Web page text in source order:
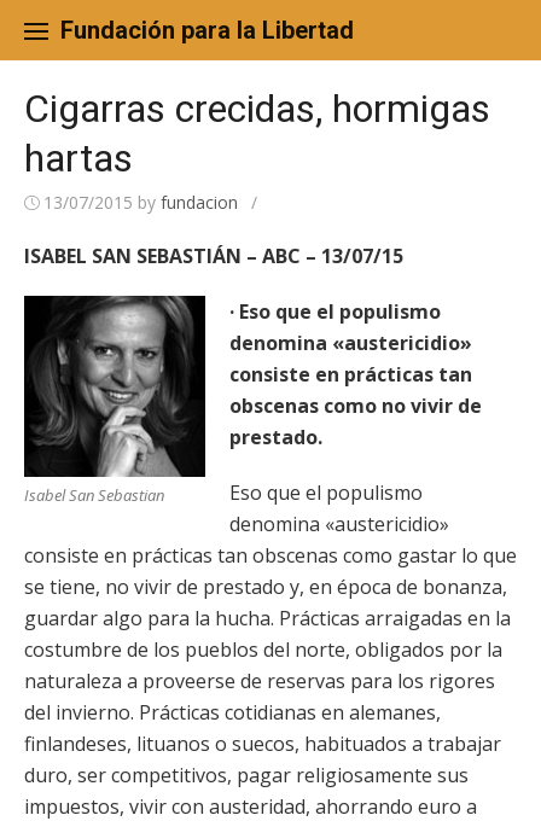
content
Fundación para la Libertad
Cigarras crecidas, hormigas
hartas
13/07/2015 by fundacion /
ISABEL SAN SEBASTIÁN – ABC – 13/07/15
Isabel San Sebastian
· Eso que el populismo
denomina «austericidio»
consiste en prácticas tan
obscenas como no vivir de
prestado.
Eso que el populismo
denomina «austericidio»
consiste en prácticas tan obscenas como gastar lo que
se tiene, no vivir de prestado y, en época de bonanza,
guardar algo para la hucha. Prácticas arraigadas en la
costumbre de los pueblos del norte, obligados por la
naturaleza a proveerse de reservas para los rigores
del invierno. Prácticas cotidianas en alemanes,
finlandeses, lituanos o suecos, habituados a trabajar
duro, ser competitivos, pagar religiosamente sus
impuestos, vivir con austeridad, ahorrando euro a